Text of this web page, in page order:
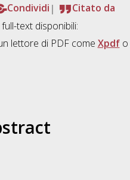
Condividi
Citato da
text disponibili:
lettore di PDF come Xpdfo